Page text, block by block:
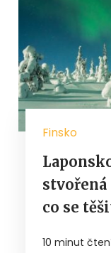
Finsko
stvořená
co se
10 minut